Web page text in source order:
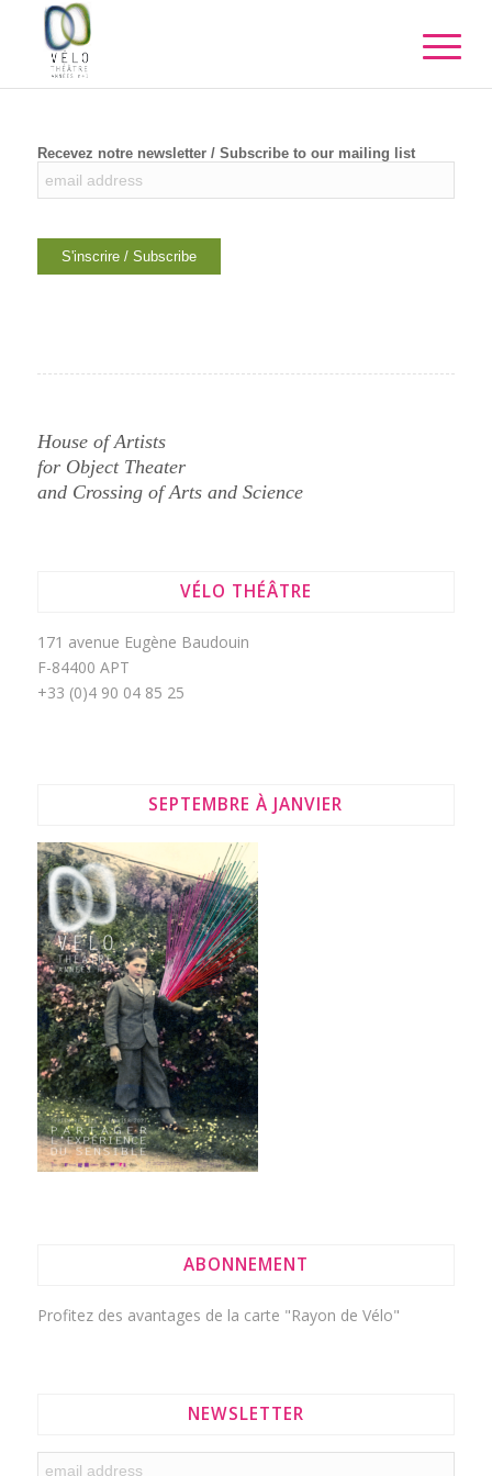
Recevez notre newsletter / Subscribe to our mailing list
House of Artists
for Object Theater
and Crossing of Arts and Science
VÉLO THÉÂTRE
171 avenue Eugène Baudouin
F-84400 APT
+33 (0)4 90 04 85 25
SEPTEMBRE À JANVIER
ABONNEMENT
Profitez des avantages de la carte "Rayon de Vélo"
NEWSLETTER